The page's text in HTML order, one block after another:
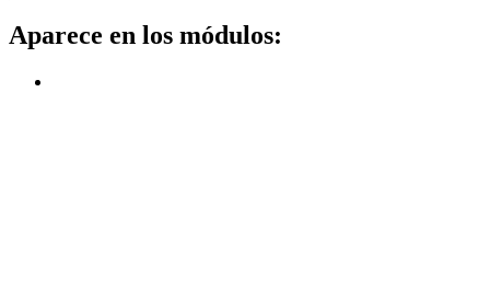
Aparece en los módulos: